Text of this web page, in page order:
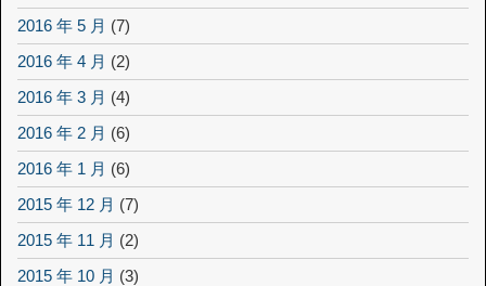
2016 年 5 月 (7)
2016 年 4 月 (2)
2016 年 3 月 (4)
2016 年 2 月 (6)
2016 年 1 月 (6)
2015 年 12 月 (7)
2015 年 11 月 (2)
2015 年 10 月 (3)